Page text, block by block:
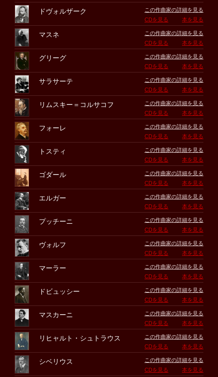
ドヴォルザーク
この作曲家の詳細を見る
CDを見る
本を見る
マスネ
この作曲家の詳細を見る
CDを見る
本を見る
グリーグ
この作曲家の詳細を見る
CDを見る
本を見る
サラサーテ
この作曲家の詳細を見る
CDを見る
本を見る
リムスキー＝コルサコフ
この作曲家の詳細を見る
CDを見る
本を見る
フォーレ
この作曲家の詳細を見る
CDを見る
本を見る
トスティ
この作曲家の詳細を見る
CDを見る
本を見る
ゴダール
この作曲家の詳細を見る
CDを見る
本を見る
エルガー
この作曲家の詳細を見る
CDを見る
本を見る
プッチーニ
この作曲家の詳細を見る
CDを見る
本を見る
ヴォルフ
この作曲家の詳細を見る
CDを見る
本を見る
マーラー
この作曲家の詳細を見る
CDを見る
本を見る
ドビュッシー
この作曲家の詳細を見る
CDを見る
本を見る
マスカーニ
この作曲家の詳細を見る
CDを見る
本を見る
リヒャルト・シュトラウス
この作曲家の詳細を見る
CDを見る
本を見る
シベリウス
この作曲家の詳細を見る
CDを見る
本を見る